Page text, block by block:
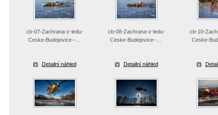
cb-07-Zachrana-z-ledu-
Ceske-Budejovice--...
Detailní náhled
cb-08-Zachrana-z-ledu-
Ceske-Budejovice--...
Detailní náhled
cb-10-
Ceske-